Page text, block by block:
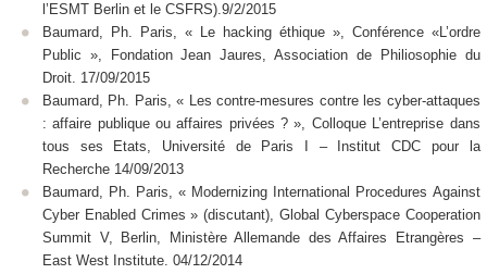
l’ESMT Berlin et le CSFRS).9/2/2015
Baumard, Ph. Paris, « Le hacking éthique », Conférence «L’ordre
Public », Fondation Jean Jaures, Association de Philiosophie du
Droit. 17/09/2015
Baumard, Ph. Paris, « Les contre-mesures contre les cyber-attaques
: affaire publique ou affaires privées ? », Colloque L’entreprise dans
tous ses Etats, Université de Paris I – Institut CDC pour la
Recherche 14/09/2013
Baumard, Ph. Paris, « Modernizing International Procedures Against
Cyber Enabled Crimes » (discutant), Global Cyberspace Cooperation
Summit V, Berlin, Ministère Allemande des Affaires Etrangères –
East West Institute. 04/12/2014